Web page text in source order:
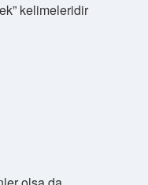
kelimeleridir